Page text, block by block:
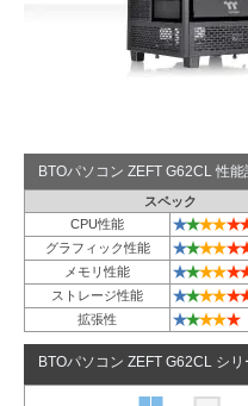
BTOパソコン ZEFT G62CL 性
スペック
CPU性能
★★★★★
グラフィック性能 ★★★★★
メモリ性能 ★★★★★
ストレージ性能 ★★★★★
拡張性 ★★★★★
BTOパソコン ZEFT G62CL シリ